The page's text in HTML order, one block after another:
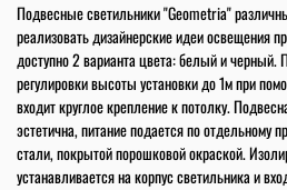
Подвесные светильники "Geometria"
реализовать дизайнерские идеи освещения
доступно 2 варианта цвета: белый и черный.
регулировки высоты установки до 1м при
входит круглое крепление к потолку.
эстетична, питание подается по отдельному
стали, покрытой порошковой окраской.
устанавливается на корпус светильника и